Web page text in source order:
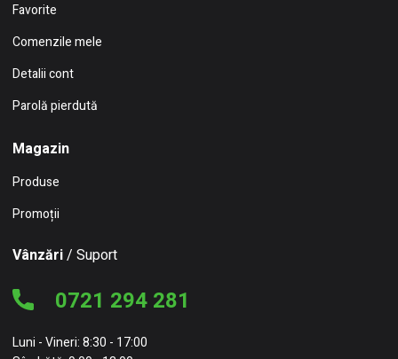
Favorite
Comenzile mele
Detalii cont
Parolă pierdută
Magazin
Produse
Promoții
Vânzări/ Suport
0721 294 281
Luni - Vineri: 8:30 - 17:00